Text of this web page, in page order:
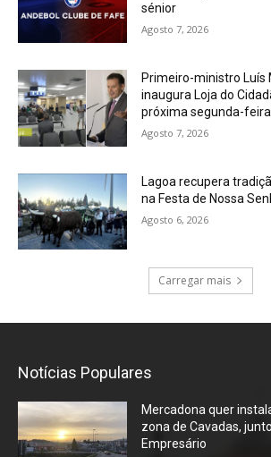
sénior
Agosto 7, 2026
Primeiro-ministro Luís
inaugura Loja do
próxima segunda-feira
Agosto 7, 2026
Lagoa recupera
na Festa de Nossa
Agosto 6, 2026
Carregar mais
Notícias Populares
Mercadona quer
zona de Cavadas,
Empresário